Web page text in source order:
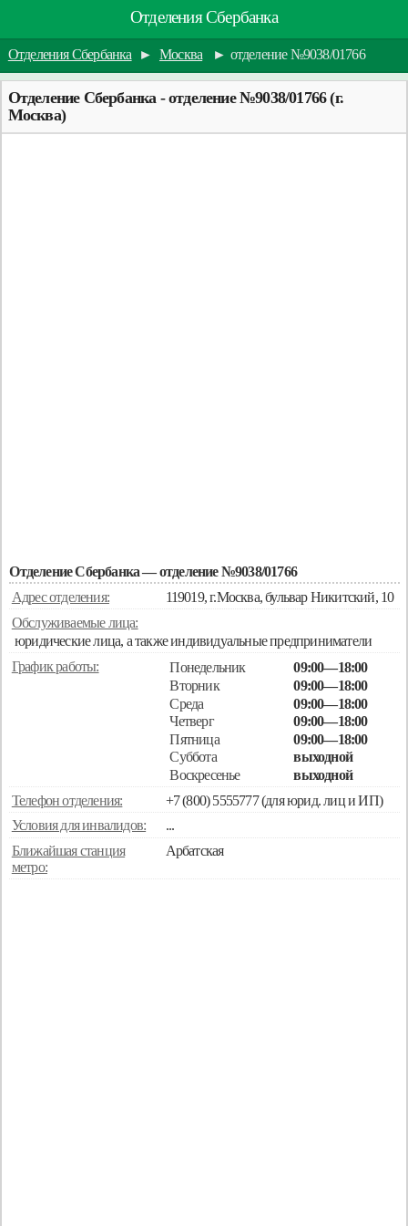
Отделения Сбербанка
Отделения Сбербанка ► Москва ► отделение №9038/01766
Отделение Сбербанка - отделение №9038/01766 (г.
Москва)
Отделение Сбербанка — отделение №9038/01766
Адрес отделения:
119019, г.Москва, бульвар Никитский, 10
Обслуживаемые лица:
юридические лица, а также индивидуальные предприниматели
График работы:
Понедельник
09:00—18:00
Вторник
09:00—18:00
Среда
09:00—18:00
Четверг
09:00—18:00
Пятница
09:00—18:00
Суббота
выходной
Воскресенье
выходной
Телефон отделения:
+7 (800) 5555777 (для юрид. лиц и ИП)
Условия для инвалидов:
...
Ближайшая станция
метро:
Арбатская